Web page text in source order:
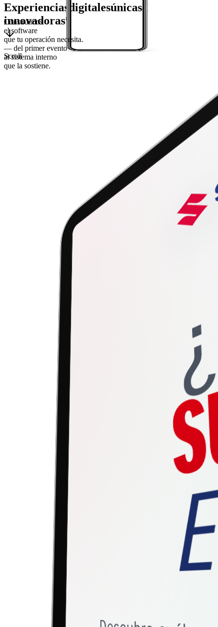
Experiencias digitalesúnicase
innovadoras*
Scroll
Construimos
el software
que tu operación necesita.
— del primer evento
al sistema interno
que la sostiene.